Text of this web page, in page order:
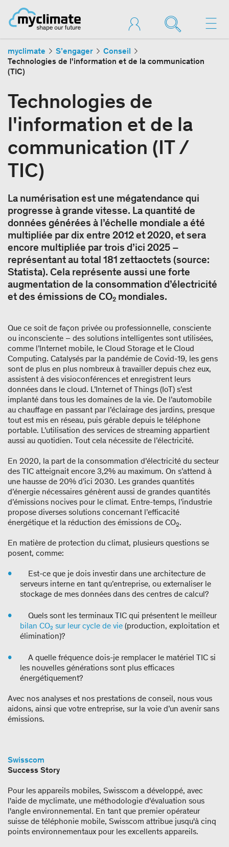
myclimate S’engager
Conseil
Technologies de l'information et de la communication
(TIC)
Technologies de
l'information et de la
communication (IT /
TIC)
La numérisation est une mégatendance qui
progresse à grande vitesse. La quantité de
données générées à l’échelle mondiale a été
multipliée par dix entre 2012 et 2020, et sera
encore multipliée par trois d’ici 2025 –
représentant au total 181 zettaoctets (source:
Statista). Cela représente aussi une forte
augmentation de la consommation d’électricité
et des émissions de CO₂ mondiales.
Que ce soit de façon privée ou professionnelle, consciente
ou inconsciente – des solutions intelligentes sont utilisées,
comme l’Internet mobile, le Cloud Storage et le Cloud
Computing. Catalysés par la pandémie de Covid-19, les gens
sont de plus en plus nombreux à travailler depuis chez eux,
assistent à des visioconférences et enregistrent leurs
données dans le cloud. L’Internet of Things (IoT) s’est
implanté dans tous les domaines de la vie. De l’automobile
au chauffage en passant par l’éclairage des jardins, presque
tout est mis en réseau, puis gérable depuis le téléphone
portable. L’utilisation des services de streaming appartient
aussi au quotidien. Tout cela nécessite de l’électricité.
En 2020, la part de la consommation d’électricité du secteur
des TIC atteignait encore 3,2% au maximum. On s’attend à
une hausse de 20% d’ici 2030. Les grandes quantités
d’énergie nécessaires génèrent aussi de grandes quantités
d’émissions nocives pour le climat. Entre-temps, l’industrie
propose diverses solutions concernant l’efficacité
énergétique et la réduction des émissions de CO2.
En matière de protection du climat, plusieurs questions se
posent, comme:
Est-ce que je dois investir dans une architecture de
serveurs interne en tant qu’entreprise, ou externaliser le
stockage de mes données dans des centres de calcul?
Quels sont les terminaux TIC qui présentent le meilleur
bilan CO₂ sur leur cycle de vie (production, exploitation et
élimination)?
A quelle fréquence dois-je remplacer le matériel TIC si
les nouvelles générations sont plus efficaces
énergétiquement?
Avec nos analyses et nos prestations de conseil, nous vous
aidons, ainsi que votre entreprise, sur la voie d’un avenir sans
émissions.
Swisscom
Success Story
Pour les appareils mobiles, Swisscom a développé, avec
l'aide de myclimate, une méthodologie d'évaluation sous
l'angle environnemental. En tant que premier opérateur
suisse de téléphonie mobile, Swisscom attribue jusqu'à cinq
points environnementaux pour les excellents appareils.